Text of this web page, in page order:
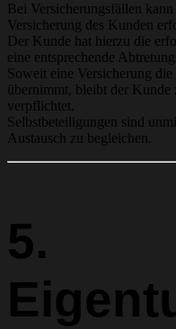
Bei Versicherungsfällen
Versicherung des Kunden
Der Kunde hat hierzu die
eine entsprechende
Soweit eine Versicherung
übernimmt, bleibt der Kunde
verpflichtet.
Selbstbeteiligungen sind
Austausch zu begleichen.
5.